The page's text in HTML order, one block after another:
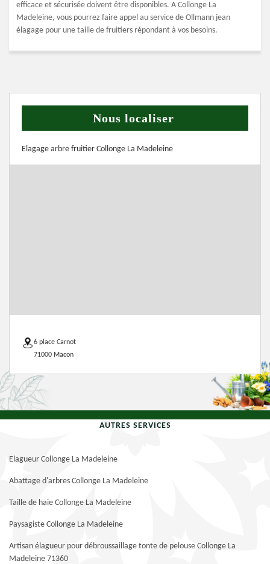
efficace et sécurisée doivent être disponibles. A Collonge La
Madeleine, vous pourrez faire appel au service de Ollmann jean
élagage pour une taille de fruitiers répondant à vos besoins.
Nous localiser
Elagage arbre fruitier Collonge La Madeleine
6 place Carnot
71000 Macon
AUTRES SERVICES
Elagueur Collonge La Madeleine
Abattage d'arbres Collonge La Madeleine
Taille de haie Collonge La Madeleine
Paysagiste Collonge La Madeleine
Artisan élagueur pour débroussaillage tonte de pelouse Collonge La
Madeleine 71360